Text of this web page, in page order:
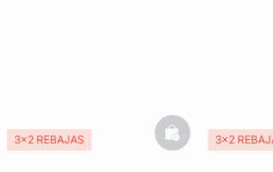
3x2 REBAJAS basketfull
3x2